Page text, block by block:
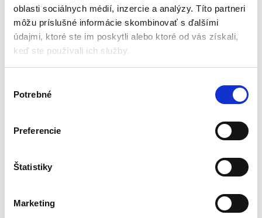
oblasti sociálnych médií, inzercie a analýzy. Títo partneri
môžu príslušné informácie skombinovať s ďalšími
údajmi, ktoré ste im poskytli alebo ktoré od vás získali,
keď ste používali ich služby.
Potrebné
Preferencie
Štatistiky
Marketing
kufríkom, Ricokids | 772901
EN certifikátmi
veľmi ľahký – váži menej ako 1 kg
Napájanie 2 batériami AA (nie sú
Certifikáty: EN 71-1 EN 71-2 EN 71-